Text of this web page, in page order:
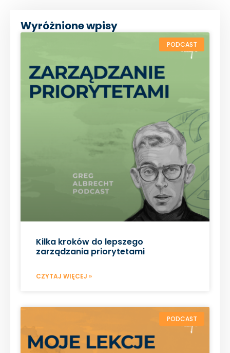
Wyróżnione wpisy
PODCAST
Kilka kroków do lepszego
zarządzania priorytetami
CZYTAJ WIĘCEJ »
PODCAST